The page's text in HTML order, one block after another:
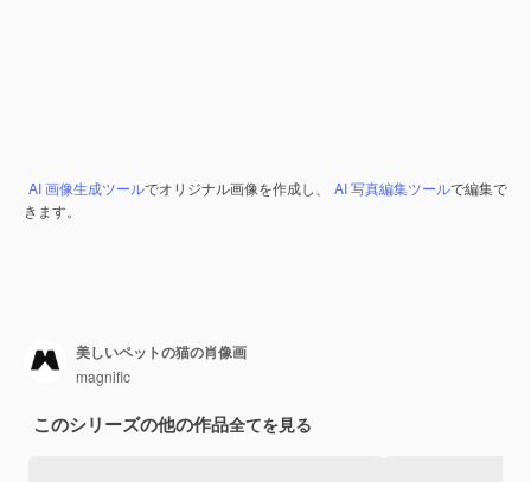
AI 画像生成ツールでオリジナル画像を作成し、 AI 写真編集ツールで編集で
きます。
美しいペットの猫の肖像画
magnific
このシリーズの他の作品全てを見る